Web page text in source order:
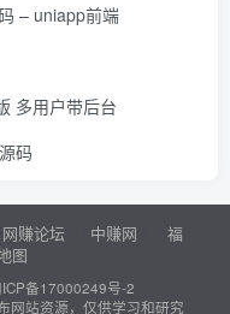
– uniapp前端
多用户带后台
码
网赚论坛 中赚网
福
图
ICP备17000249号-2
网站资源，仅供学习和研究